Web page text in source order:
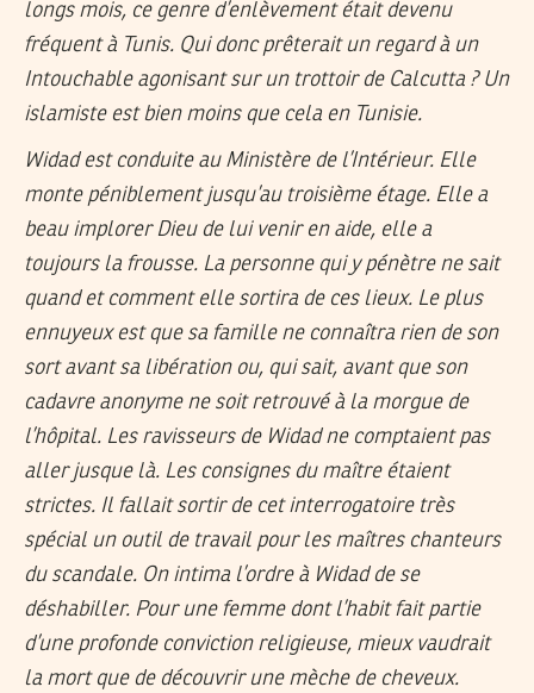
longs mois, ce genre d’enlèvement était devenu
fréquent à Tunis. Qui donc prêterait un regard à un
Intouchable agonisant sur un trottoir de Calcutta ? Un
islamiste est bien moins que cela en Tunisie.
Widad est conduite au Ministère de l’Intérieur. Elle
monte péniblement jusqu’au troisième étage. Elle a
beau implorer Dieu de lui venir en aide, elle a
toujours la frousse. La personne qui y pénètre ne sait
quand et comment elle sortira de ces lieux. Le plus
ennuyeux est que sa famille ne connaîtra rien de son
sort avant sa libération ou, qui sait, avant que son
cadavre anonyme ne soit retrouvé à la morgue de
l’hôpital. Les ravisseurs de Widad ne comptaient pas
aller jusque là. Les consignes du maître étaient
strictes. Il fallait sortir de cet interrogatoire très
spécial un outil de travail pour les maîtres chanteurs
du scandale. On intima l’ordre à Widad de se
déshabiller. Pour une femme dont l’habit fait partie
d’une profonde conviction religieuse, mieux vaudrait
la mort que de découvrir une mèche de cheveux.